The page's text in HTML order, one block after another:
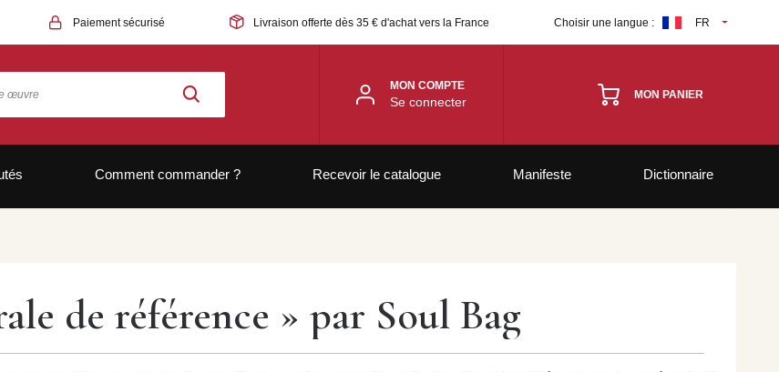
Paiement sécurisé Livraison offerte dès 35 € d'achat vers la France Choisir une langue : FR
MON COMPTE
Se connecter MON PANIER
Comment commander ? Recevoir le catalogue Manifeste Dictionnaire
de référence » par Soul Bag